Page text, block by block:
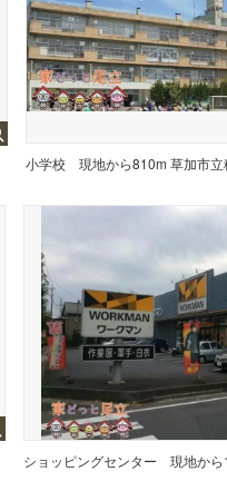
小学校
ショッピングセンター